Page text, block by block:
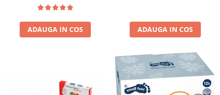
Joc imaginativ
Jucării interactive
Lumina
Pregătire pentru școală
ADAUGA IN COS ADAUGA IN COS